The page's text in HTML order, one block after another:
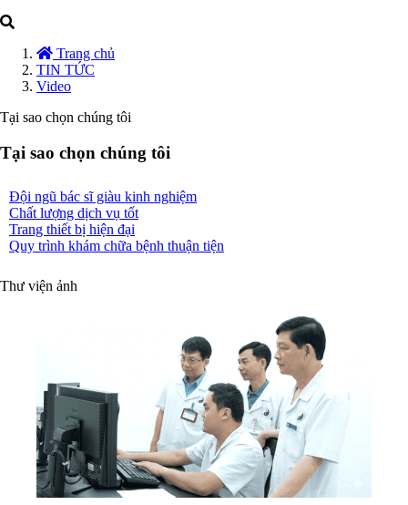
Trang chủ
TIN TỨC
Video
Tại sao chọn chúng tôi
Tại sao chọn chúng tôi
Đội ngũ bác sĩ giàu kinh nghiệm
Chất lượng dịch vụ tốt
Trang thiết bị hiện đại
Quy trình khám chữa bệnh thuận tiện
Thư viện ảnh